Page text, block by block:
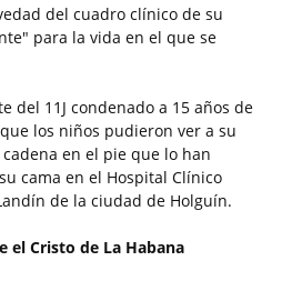
del cuadro clínico de su
para la vida en el que se
del 11J condenado a 15 años de
los niños pudieron ver a su
en el pie que lo han
cama en el Hospital Clínico
de la ciudad de Holguín.
el Cristo de La Habana